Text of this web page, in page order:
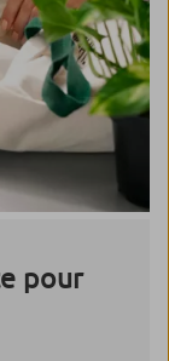
recevez une
confirmez
pour